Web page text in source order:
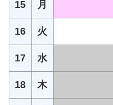
15 月
16 火
17 水
18 木